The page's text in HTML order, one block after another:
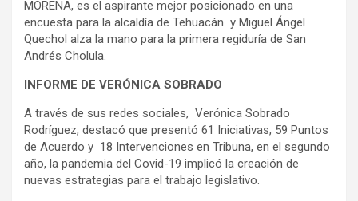
MORENA, es el aspirante mejor posicionado en una
encuesta para la alcaldía de Tehuacán y Miguel Ángel
Quechol alza la mano para la primera regiduría de San
Andrés Cholula.
INFORME DE VERÓNICA SOBRADO
A través de sus redes sociales, Verónica Sobrado
Rodríguez, destacó que presentó 61 Iniciativas, 59 Puntos
de Acuerdo y 18 Intervenciones en Tribuna, en el segundo
año, la pandemia del Covid-19 implicó la creación de
nuevas estrategias para el trabajo legislativo.